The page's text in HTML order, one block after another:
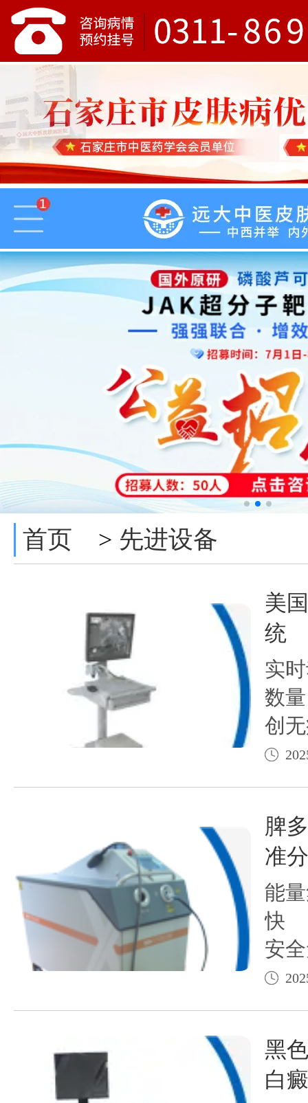
首页 > 先进设备
美
统
实
数
创
脾
准
能
快
安
位
黑
白